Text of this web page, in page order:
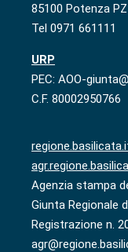
85100 Potenza PZ
Tel 0971 661111
URP
PEC: AOO-
C.F. 80002950766
Agenzia stampa
Giunta Regionale
Registrazione n.